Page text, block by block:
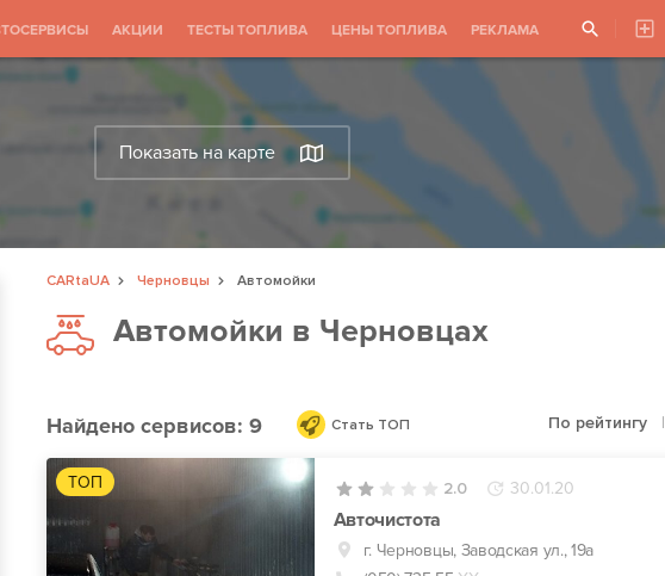
АКЦИИ ТЕСТЫ ТОПЛИВА ЦЕНЫ ТОПЛИВА РЕКЛАМА
Показать на карте
CARtaUA Черновцы
Автомойки
Автомойки в Черновцах
Найденосервисов: 9 Стать ТОП По рейтингу |
ТОП 2.0 30.01.20
Авточистота
г. Черновцы, Заводская ул., 19а